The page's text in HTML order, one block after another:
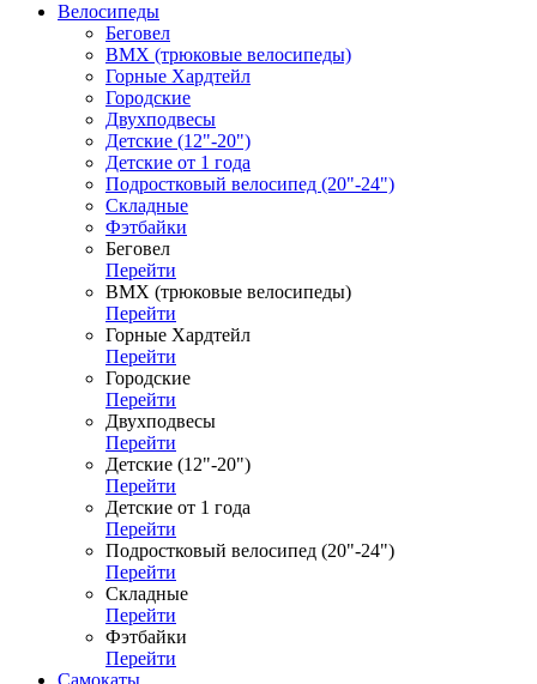
Велосипеды
Беговел
ВМХ (трюковые велосипеды)
Горные Хардтейл
Городские
Двухподвесы
Детские (12"-20")
Детские от 1 года
Подростковый велосипед (20"-24")
Складные
Фэтбайки
Беговел
Перейти
ВМХ (трюковые велосипеды)
Перейти
Горные Хардтейл
Перейти
Городские
Перейти
Двухподвесы
Перейти
Детские (12"-20")
Перейти
Детские от 1 года
Перейти
Подростковый велосипед (20"-24")
Перейти
Складные
Перейти
Фэтбайки
Перейти
Самокаты